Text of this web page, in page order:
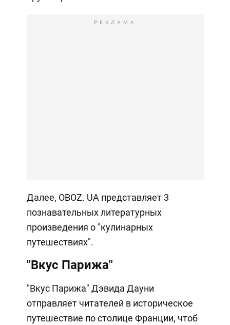
РЕКЛАМА
Далее, OBOZ. UA представляет 3
познавательных литературных
произведения о "кулинарных
путешествиях".
"Вкус Парижа"
"Вкус Парижа" Дэвида Дауни
отправляет читателей в историческое
путешествие по столице Франции, чтоб